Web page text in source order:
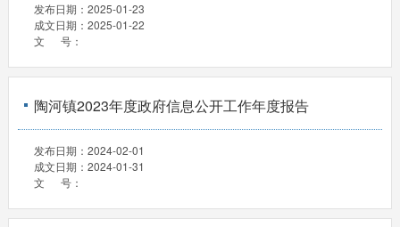
发布日期： 2025-01-23
成文日期： 2025-01-22
文 号：
陶河镇2023年度政府信息公开工作年度报告
发布日期： 2024-02-01
成文日期： 2024-01-31
文 号：